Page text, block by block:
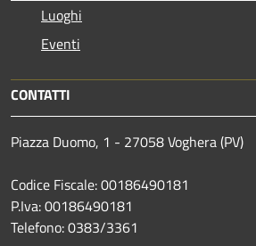
Luoghi
Eventi
CONTATTI
Piazza Duomo, 1 - 27058 Voghera (PV)
Codice Fiscale: 00186490181
P.Iva: 00186490181
Telefono:0383/3361